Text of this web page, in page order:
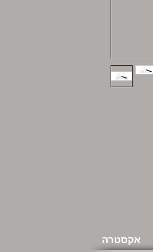
אקסטרה